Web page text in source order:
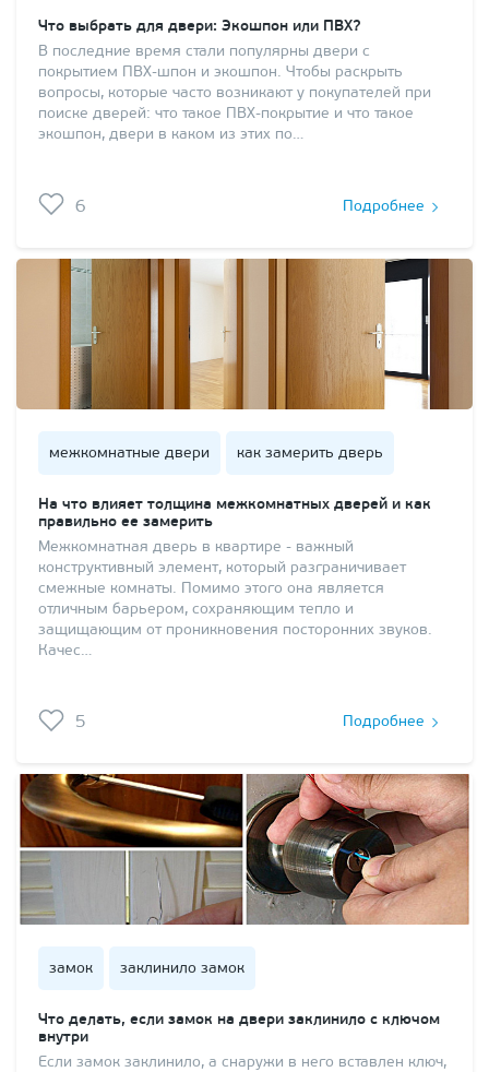
Что выбрать для двери: Экошпон или ПВХ?
В последние время стали популярны двери с
покрытием ПВХ-шпон и экошпон. Чтобы раскрыть
вопросы, которые часто возникают у покупателей при
поиске дверей: что такое ПВХ-покрытие и что такое
экошпон, двери в каком из этих по…
6 Подробнее
межкомнатные двери как замерить дверь
На что влияет толщина межкомнатных дверей и как
правильно ее замерить
Межкомнатная дверь в квартире - важный
конструктивный элемент, который разграничивает
смежные комнаты. Помимо этого она является
отличным барьером, сохраняющим тепло и
защищающим от проникновения посторонних звуков.
Качес…
5 Подробнее
замок заклинило замок
Что делать, если замок на двери заклинило с ключом
внутри
Если замок заклинило, а снаружи в него вставлен ключ,